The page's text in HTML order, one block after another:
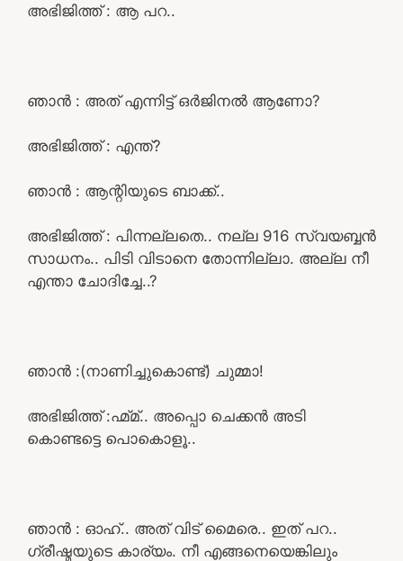
അഭിജിത്ത് : ആ പറ..
ഞാൻ : അത് എന്നിട്ട് ഒർജിനൽ ആണോ?
അഭിജിത്ത് : എന്ത്?
ഞാൻ : ആന്റിയുടെ ബാക്ക്..
അഭിജിത്ത് : പിന്നല്ലതെ.. നല്ല 916 സ്വയബ്ബൻ
സാധനം.. പിടി വിടാനെ തോന്നില്ലാ. അല്ല നീ
എന്താ ചോദിച്ചേ..?
ഞാൻ :(നാണിച്ചുകൊണ്ട്) ചുമ്മാ!
അഭിജിത്ത് :ഹ്മ്മ്.. അപ്പൊ ചെക്കൻ അടി
കൊണ്ടട്ടെ പൊകൊളൂ..
ഞാൻ : ഓഹ്.. അത് വിട് മൈരെ.. ഇത് പറ..
ഗ്രീഷ്മയുടെ കാര്യം. നീ എങ്ങനെയെങ്കിലും